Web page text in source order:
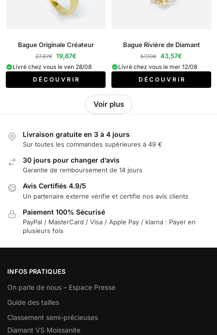
Bague Originale Créateur
27,87€ 19,87€
Livré chez vous le ven 28/08
D É C O U V R I R
Bague Rivière de Diamant
57,10€ 43,57€
Livré chez vous le mer 12/08
D É C O U V R I R
Voir plus
Livraison gratuite en 3 à 4 jours
Sur toutes les commandes supérieures à 49 €
30 jours pour changer d’avis
Garantie de remboursement de 14 jours
Avis Certifiés 4.9/5
Un partenaire externe vérifie et certifie nos avis clients
Paiement 100% Sécurisé
PayPal / MasterCard / Visa / Apple Pay / klarna : Payer en
plusieurs fois
INFOS PRATIQUES
On parle de nous – Espace Presse
Guide des tailles
Classement semi-précieuses
Diamant VS Moissanite